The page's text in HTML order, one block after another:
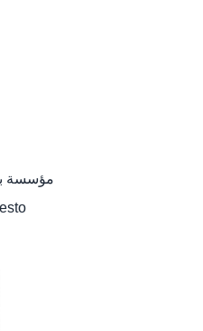
مؤسسة